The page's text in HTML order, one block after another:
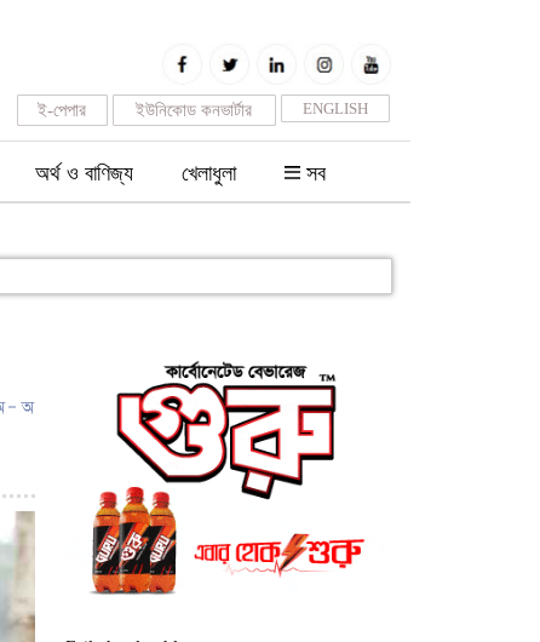
ENGLISH
ইউনিকোড কনভার্টার
ই-পেপার
অর্থ ও বাণিজ্য খেলাধুলা সব